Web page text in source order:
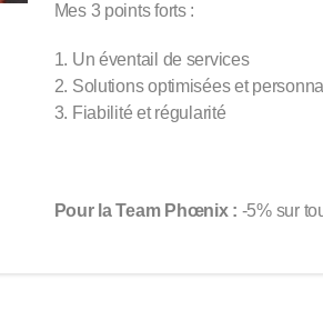
Mes 3 points forts :
1. Un éventail de services
2. Solutions optimisées et
3. Fiabilité et régularité
Pour la Team Phœnix : -5% sur